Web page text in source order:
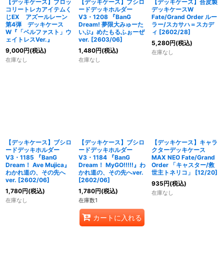
【デッキケース】ブロッ
コリートレカアイテムく
じEX アズールレーン
第4弾 デッキケース
W『「ベルファスト」ウ
ェイトレスVer.』
9,000円(税込)
在庫なし
【デッキケース】ブシロ
ードデッキホルダー
V3・1208 『BanG
Dream! 夢限大みゅーた
いぷ』めたもるふぉーぜ
ver. [2603/06]
1,480円(税込)
在庫なし
【デッキケース】合皮製
デッキケースW
Fate/Grand Order ルー
ラー/スカサハ＝スカデ
ィ [2602/28]
5,280円(税込)
在庫なし
【デッキケース】ブシロ
ードデッキホルダー
V3・1185 『BanG
Dream！ Ave Mujica』
わかれ道の、その先へ
ver. [2602/06]
1,780円(税込)
在庫なし
【デッキケース】ブシロ
ードデッキホルダー
V3・1184 『BanG
Dream！ MyGO!!!!!』わ
かれ道の、その先へver.
[2602/06]
1,780円(税込)
在庫数1
カートに入れる
【デッキケース】キャラ
クターデッキケース
MAX NEO Fate/Grand
Order 「キャスター/救
世主トネリコ」 [12/20]
935円(税込)
在庫なし